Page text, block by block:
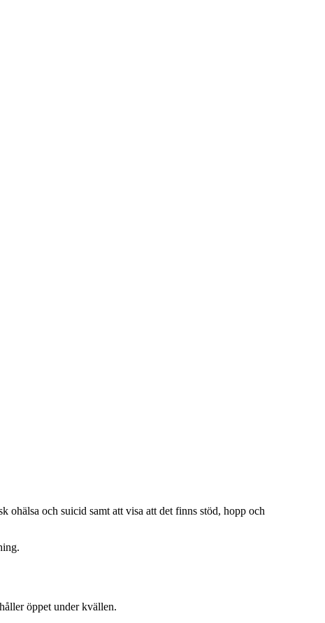
ohälsa och suicid samt att visa att det finns stöd, hopp och
öppet under kvällen.